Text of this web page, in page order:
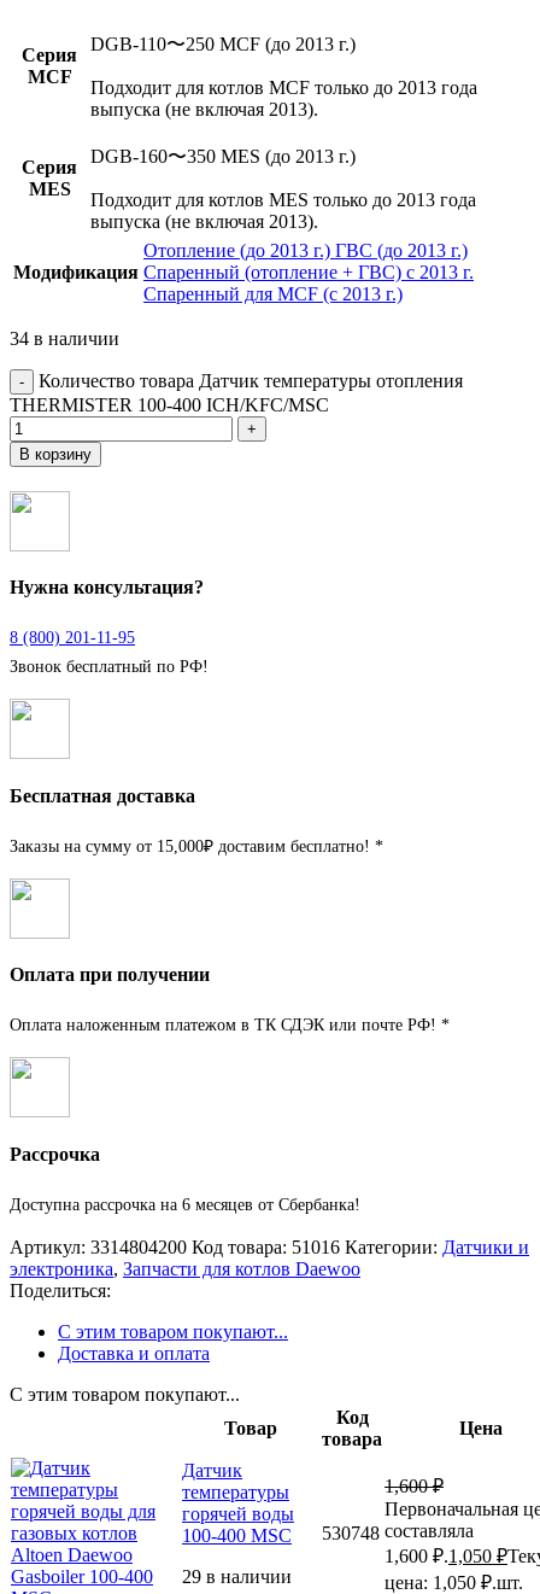
Серия
MCF
DGB-110〜250 MCF (до 2013 г.)
Подходит для котлов MCF только до 2013 года
выпуска (не включая 2013).
Серия
MES
DGB-160〜350 MES (до 2013 г.)
Подходит для котлов MES только до 2013 года
выпуска (не включая 2013).
Модификация
Отопление (до 2013 г.) ГВС (до 2013 г.)
Спаренный (отопление + ГВС) с 2013 г.
Спаренный для MCF (с 2013 г.)
34 в наличии
Количество товара Датчик температуры отопления
THERMISTER 100-400 ICH/KFC/MSC
В корзину
Нужна консультация?
8 (800) 201-11-95
Звонок бесплатный по РФ!
Бесплатная доставка
Заказы на сумму от 15,000₽ доставим бесплатно! *
Оплата при получении
Оплата наложенным платежом в ТК СДЭК или почте РФ! *
Рассрочка
Доступна рассрочка на 6 месяцев от Сбербанка!
Артикул: 3314804200 Код товара: 51016 Категории: Датчики и
электроника, Запчасти для котлов Daewoo
Поделиться:
С этим товаром покупают...
Доставка и оплата
С этим товаром покупают...
Товар
Код
товара
Цена
Датчик
температуры
горячей воды
100-400 MSC
29 в наличии
530748
1,600₽
Первоначальная
составляла
1,600 ₽.1,050 ₽
цена: 1,050 ₽.шт.